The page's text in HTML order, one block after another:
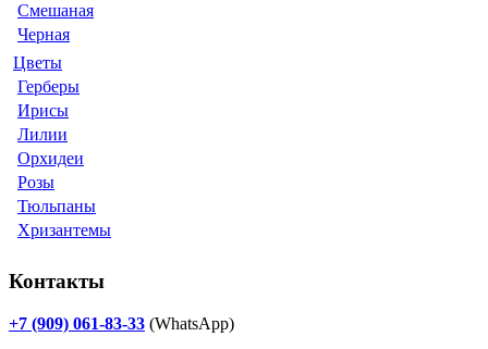
Смешаная
Черная
Цветы
Герберы
Ирисы
Лилии
Орхидеи
Розы
Тюльпаны
Хризантемы
Контакты
+7 (909) 061-83-33 (WhatsApp)